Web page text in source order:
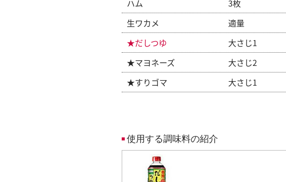
ハム
3枚
生ワカメ
適量
★だしつゆ
大さじ1
★マヨネーズ
大さじ2
★すりゴマ
大さじ1
使用する調味料の紹介